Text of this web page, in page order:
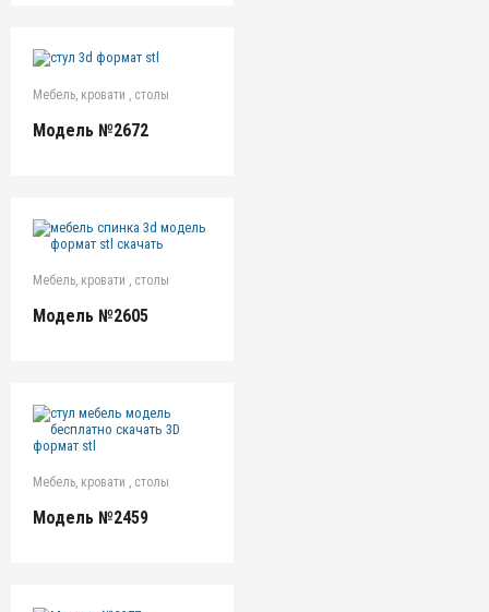
Мебель, кровати , столы
Модель №2672
Мебель, кровати , столы
Модель №2605
Мебель, кровати , столы
Модель №2459